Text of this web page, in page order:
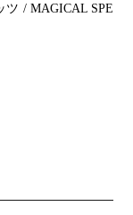
ツ / MAGICAL SPE